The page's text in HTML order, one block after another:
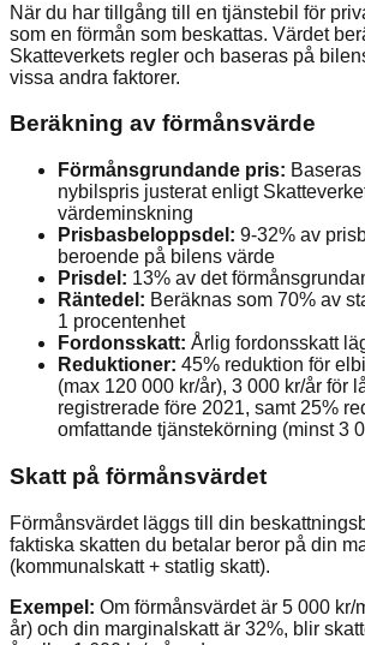
När du har tillgång till en tjänstebil för
som en förmån som beskattas. Värdet
Skatteverkets regler och baseras på
vissa andra faktorer.
Beräkning av förmånsvärde
Förmånsgrundande pris:
nybilspris justerat enligt
värdeminskning
Prisbasbeloppsdel: 9-32% av
beroende på bilens värde
Prisdel: 13% av det
Räntedel: Beräknas som 70% av
1 procentenhet
Fordonsskatt: Årlig fordonsskatt
Reduktioner: 45% reduktion för
(max 120 000 kr/år), 3 000 kr/år för
registrerade före 2021, samt 25%
omfattande tjänstekörning (minst 3
Skatt på förmånsvärdet
Förmånsvärdet läggs till din
faktiska skatten du betalar beror på din
(kommunalskatt + statlig skatt).
Exempel: Om förmånsvärdet är 5 000 kr/
år) och din marginalskatt är 32%, blir